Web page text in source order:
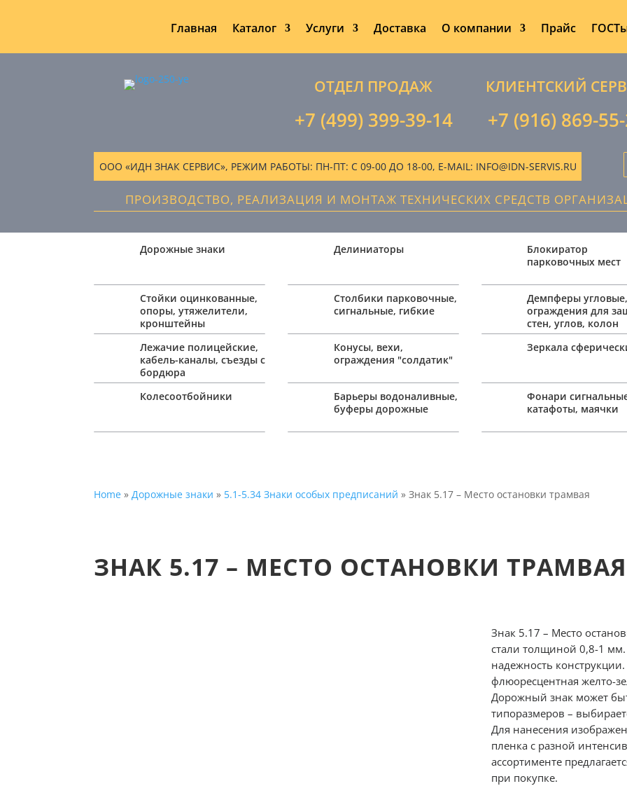
Главная Каталог Услуги Доставка О компании Прайс
ОТДЕЛ ПРОДАЖ
+7 (499) 399-39-14
КЛИЕНТСКИЙ
+7 (916) 869-
ООО «ИДН ЗНАК СЕРВИС», РЕЖИМ РАБОТЫ: ПН-ПТ: С 09-00 ДО 18-00, E-MAIL: INFO@IDN-SERVIS.RU
ПРОИЗВОДСТВО, РЕАЛИЗАЦИЯ И МОНТАЖ ТЕХНИЧЕСКИХ СРЕДСТВ
Дорожные знаки
Стойки оцинкованные,
опоры, утяжелители,
кронштейны
Лежачие полицейские,
кабель-каналы, съезды с
бордюра
Колесоотбойники
Делиниаторы
Столбики парковочные,
сигнальные, гибкие
Конусы, вехи,
ограждения "солдатик"
Барьеры водоналивные,
буферы дорожные
Блокиратор
парковочных мест
Демпферы угловые,
ограждения для
стен, углов, колон
Зеркала
Фонари
катафоты, маячки
Home » Дорожные знаки » 5.1-5.34 Знаки особых предписаний » Знак 5.17 – Место остановки трамвая
ЗНАК 5.17 – МЕСТО ОСТАНОВКИ ТРАМВАЯ
Знак 5.17 – Место
стали толщиной 0,8-1 мм.
надежность
флюоресцентная желто-
Дорожный знак может
типоразмеров –
Для нанесения
пленка с разной
ассортименте
при покупке.